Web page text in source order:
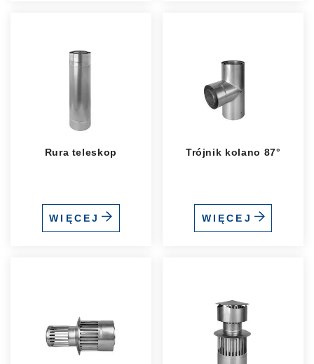
Rura teleskop
WIĘCEJ
Trójnik kolano 87°
WIĘCEJ